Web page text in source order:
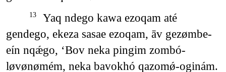
13
Yaq ndego kawa ezoqam até
gendego, ekeza sasae ezoqam, āv gezømbe-
eín nqǽgo, ‘Bov neka pingim zombó-
løvønømém, neka bavokhó qazomǿ-oginám.